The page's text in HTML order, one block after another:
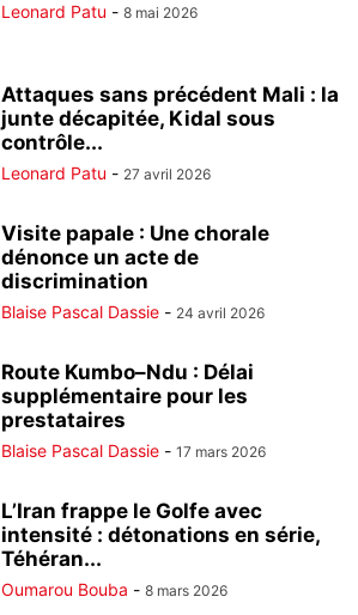
Leonard Patu - 8 mai 2026
Attaques sans précédent Mali : la
junte décapitée, Kidal sous
contrôle...
Leonard Patu - 27 avril 2026
Visite papale : Une chorale
dénonce un acte de
discrimination
Blaise Pascal Dassie - 24 avril 2026
Route Kumbo–Ndu : Délai
supplémentaire pour les
prestataires
Blaise Pascal Dassie - 17 mars 2026
L’Iran frappe le Golfe avec
intensité : détonations en série,
Téhéran...
Oumarou Bouba - 8 mars 2026